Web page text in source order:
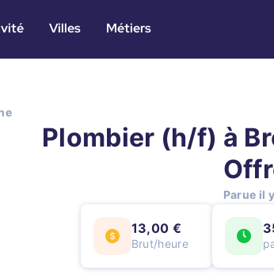
Villes Métiers
Plombier (h/f) à
Parue il
13,00 €
Brut/heure